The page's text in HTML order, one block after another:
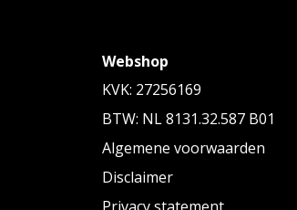
gerecycled plastic
tot € 1,34 p/st
Webshop
KVK: 27256169
BTW: NL 8131.32.587 B01
Algemene voorwaarden
Disclaimer